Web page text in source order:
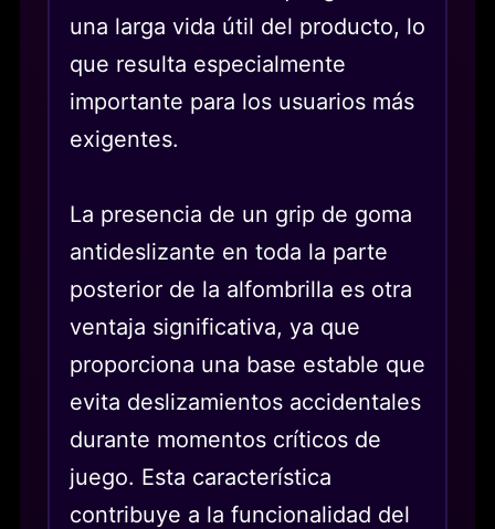
una larga vida útil del producto, lo
que resulta especialmente
importante para los usuarios más
exigentes.
La presencia de un grip de goma
antideslizante en toda la parte
posterior de la alfombrilla es otra
ventaja significativa, ya que
proporciona una base estable que
evita deslizamientos accidentales
durante momentos críticos de
juego. Esta característica
contribuye a la funcionalidad del